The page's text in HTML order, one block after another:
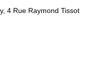
4 Rue Raymond Tissot